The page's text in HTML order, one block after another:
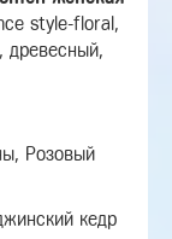
style-floral,
древесный,
Розовый
кедр